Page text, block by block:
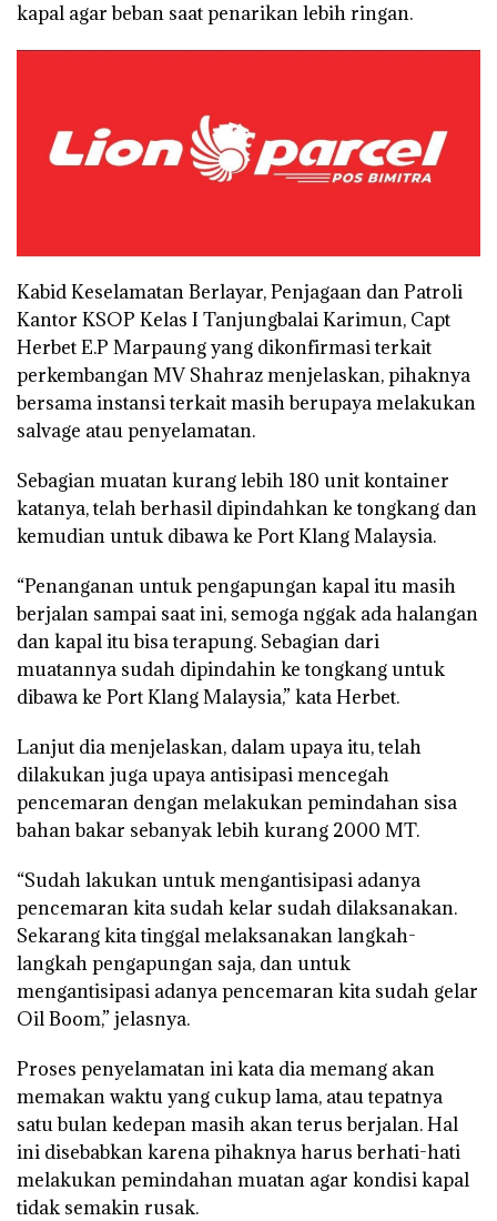
kapal agar beban saat penarikan lebih ringan.
Kabid Keselamatan Berlayar, Penjagaan dan Patroli
Kantor KSOP Kelas I Tanjungbalai Karimun, Capt
Herbet E.P Marpaung yang dikonfirmasi terkait
perkembangan MV Shahraz menjelaskan, pihaknya
bersama instansi terkait masih berupaya melakukan
salvage atau penyelamatan.
Sebagian muatan kurang lebih 180 unit kontainer
katanya, telah berhasil dipindahkan ke tongkang dan
kemudian untuk dibawa ke Port Klang Malaysia.
“Penanganan untuk pengapungan kapal itu masih
berjalan sampai saat ini, semoga nggak ada halangan
dan kapal itu bisa terapung. Sebagian dari
muatannya sudah dipindahin ke tongkang untuk
dibawa ke Port Klang Malaysia,” kata Herbet.
Lanjut dia menjelaskan, dalam upaya itu, telah
dilakukan juga upaya antisipasi mencegah
pencemaran dengan melakukan pemindahan sisa
bahan bakar sebanyak lebih kurang 2000 MT.
“Sudah lakukan untuk mengantisipasi adanya
pencemaran kita sudah kelar sudah dilaksanakan.
Sekarang kita tinggal melaksanakan langkah-
langkah pengapungan saja, dan untuk
mengantisipasi adanya pencemaran kita sudah gelar
Oil Boom,” jelasnya.
Proses penyelamatan ini kata dia memang akan
memakan waktu yang cukup lama, atau tepatnya
satu bulan kedepan masih akan terus berjalan. Hal
ini disebabkan karena pihaknya harus berhati-hati
melakukan pemindahan muatan agar kondisi kapal
tidak semakin rusak.